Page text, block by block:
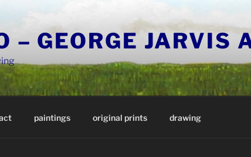
– GEORGE JARVIS
paintings original prints drawing